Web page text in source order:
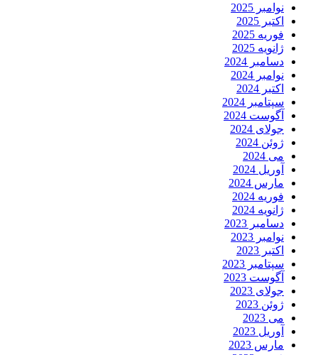
نوامبر 2025
اکتبر 2025
فوریه 2025
ژانویه 2025
دسامبر 2024
نوامبر 2024
اکتبر 2024
سپتامبر 2024
آگوست 2024
جولای 2024
ژوئن 2024
می 2024
آوریل 2024
مارس 2024
فوریه 2024
ژانویه 2024
دسامبر 2023
نوامبر 2023
اکتبر 2023
سپتامبر 2023
آگوست 2023
جولای 2023
ژوئن 2023
می 2023
آوریل 2023
مارس 2023